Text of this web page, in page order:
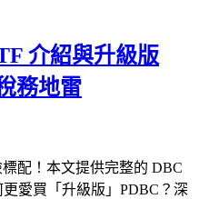
介紹與升級版
務地雷
配！本文提供完整的 DBC
愛買「升級版」PDBC？深